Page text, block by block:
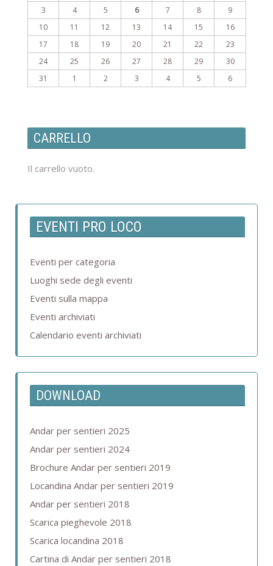
3
4 5 6 7 8
9
10
11 12 13 14 15
16
17
18 19 20 21 22
23
24
25 26 27 28 29
30
31
1 2 3 4 5 6
CARRELLO
Il carrello vuoto.
EVENTI PRO LOCO
Eventi per categoria
Luoghi sede degli eventi
Eventi sulla mappa
Eventi archiviati
Calendario eventi archiviati
DOWNLOAD
Andar per sentieri 2025
Andar per sentieri 2024
Brochure Andar per sentieri 2019
Locandina Andar per sentieri 2019
Andar per sentieri 2018
Scarica pieghevole 2018
Scarica locandina 2018
Cartina di Andar per sentieri 2018